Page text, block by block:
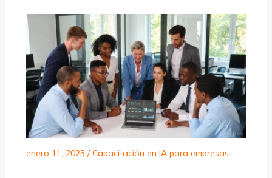
enero 11, 2025 /Capacitación en IA para empresas